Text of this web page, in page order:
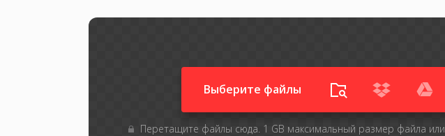
Выберите файлы
Перетащите файлы сюда. 1 GB максимальный размер файла или